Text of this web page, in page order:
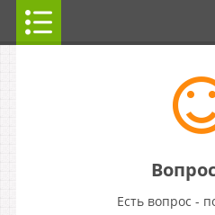
Есть вопрос -